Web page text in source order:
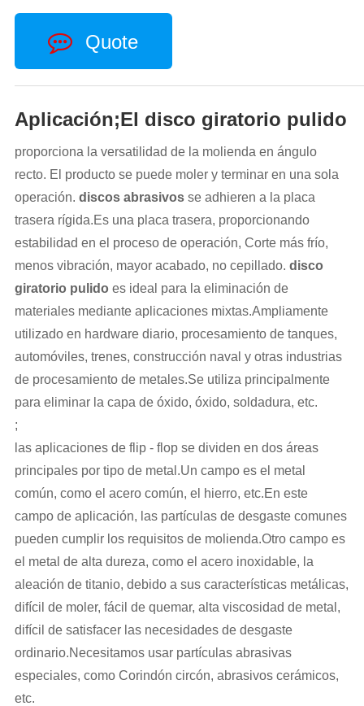
Quote
Aplicación;El disco giratorio pulido
proporciona la versatilidad de la molienda en ángulo
recto. El producto se puede moler y terminar en una sola
operación. discos abrasivos se adhieren a la placa
trasera rígida.Es una placa trasera, proporcionando
estabilidad en el proceso de operación, Corte más frío,
menos vibración, mayor acabado, no cepillado. disco
giratorio pulido es ideal para la eliminación de
materiales mediante aplicaciones mixtas.Ampliamente
utilizado en hardware diario, procesamiento de tanques,
automóviles, trenes, construcción naval y otras industrias
de procesamiento de metales.Se utiliza principalmente
para eliminar la capa de óxido, óxido, soldadura, etc.
;
las aplicaciones de flip - flop se dividen en dos áreas
principales por tipo de metal.Un campo es el metal
común, como el acero común, el hierro, etc.En este
campo de aplicación, las partículas de desgaste comunes
pueden cumplir los requisitos de molienda.Otro campo es
el metal de alta dureza, como el acero inoxidable, la
aleación de titanio, debido a sus características metálicas,
difícil de moler, fácil de quemar, alta viscosidad de metal,
difícil de satisfacer las necesidades de desgaste
ordinario.Necesitamos usar partículas abrasivas
especiales, como Corindón circón, abrasivos cerámicos,
etc.